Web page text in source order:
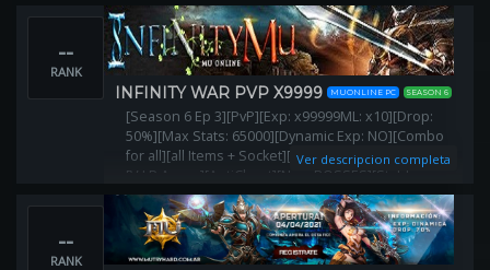
exp. si te crees capas de jugarlos..
--
RANK
INFINITY WAR PVP X9999 MUONLINE PC SEASON 6
[Season 6 Ep 3][PvP][Exp: x99999ML: x10][Drop:
50%][Max Stats: 65000][Dynamic Exp: NO][Combo
for all][all Items + Socket][NEW Wings][V.I.P System]
[V.I.P Arena][AntiCheat][New BOSSES][Stable
Server][More Events][Join Now]
Ver descripcion completa
--
RANK